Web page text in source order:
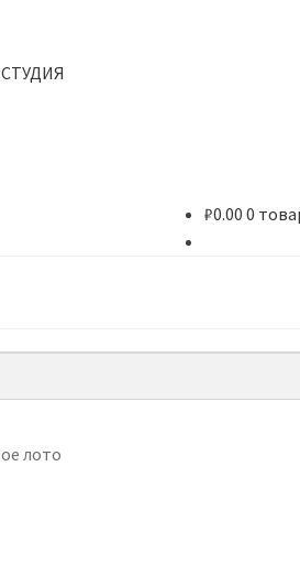
₽0.00 0
лото